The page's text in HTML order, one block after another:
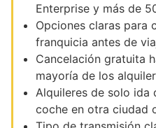
Enterprise y más de
Opciones claras para
franquicia antes de
Cancelación gratuita
mayoría de los
Alquileres de solo ida
coche en otra ciudad